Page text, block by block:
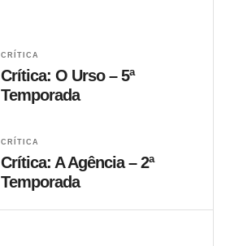
CRÍTICA
Crítica: O Urso – 5ª
Temporada
CRÍTICA
Crítica: A Agência – 2ª
Temporada